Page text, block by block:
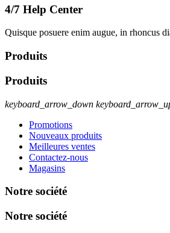
4/7 Help Center
Quisque posuere enim augue, in rhoncus
Produits
Produits
keyboard_arrow_down
Promotions
Nouveaux produits
Meilleures ventes
Contactez-nous
Magasins
Notre société
Notre société